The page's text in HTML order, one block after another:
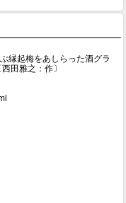
縁起梅をあしらった酒グラ
田雅之：作〕